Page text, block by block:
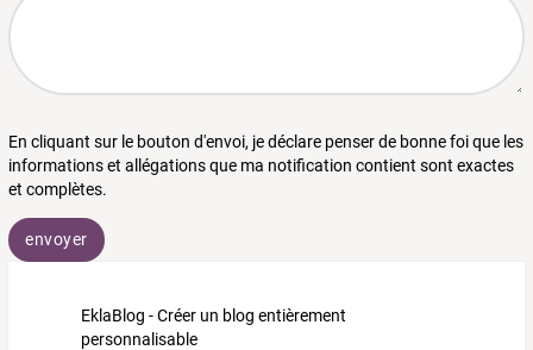
En cliquant sur le bouton d'envoi, je déclare penser de bonne foi que les
informations et allégations que ma notification contient sont exactes
et complètes.
envoyer
EklaBlog - Créer un blog entièrement
personnalisable